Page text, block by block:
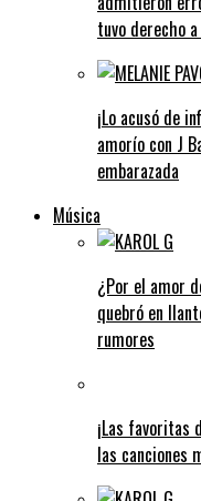
tuvo derecho
¡Lo acusó de
amorío con J
embarazada
Música
¿Por el amor
quebró en
rumores
¡Las favoritas
las canciones